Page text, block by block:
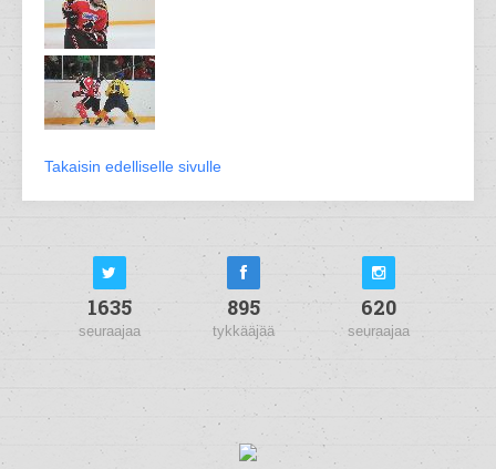
Takaisin edelliselle sivulle
1635
seuraajaa
895
tykkääjää
620
seuraajaa